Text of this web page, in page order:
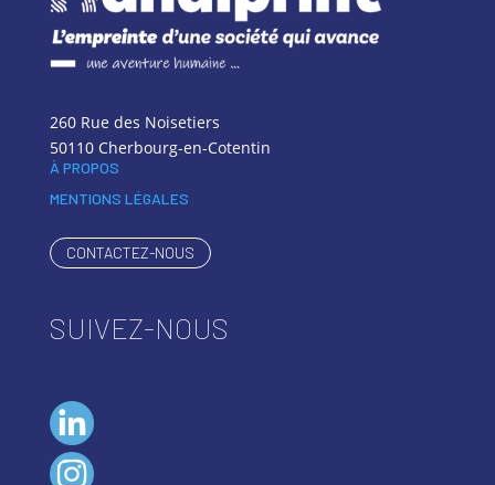
260 Rue des Noisetiers
50110 Cherbourg-en-Cotentin
À PROPOS
MENTIONS LÉGALES
CONTACTEZ-NOUS
SUIVEZ-NOUS